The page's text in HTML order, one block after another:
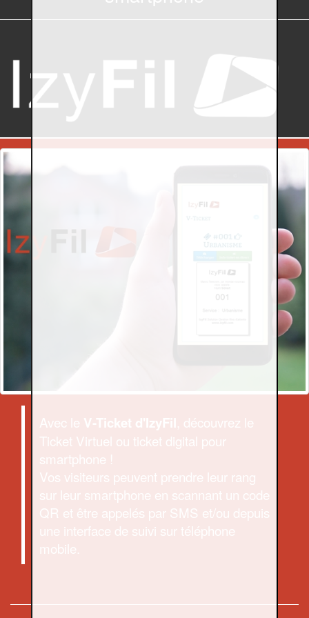
Avec le V-Ticket d'IzyFil , découvrez le
Ticket Virtuel ou ticket digital pour
smartphone !
Vos visiteurs peuvent prendre leur rang
sur leur smartphone en scannant un code
QR et être appelés par SMS et/ou depuis
une interface de suivi sur téléphone
mobile.